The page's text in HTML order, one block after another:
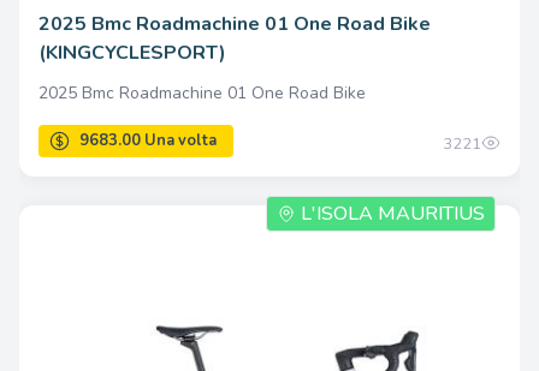
2025 Bmc Roadmachine 01 One Road Bike
(KINGCYCLESPORT)
2025 Bmc Roadmachine 01 One Road Bike
3221
L'ISOLA MAURITIUS